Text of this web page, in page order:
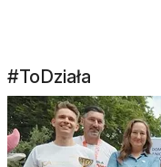
#ToDziała